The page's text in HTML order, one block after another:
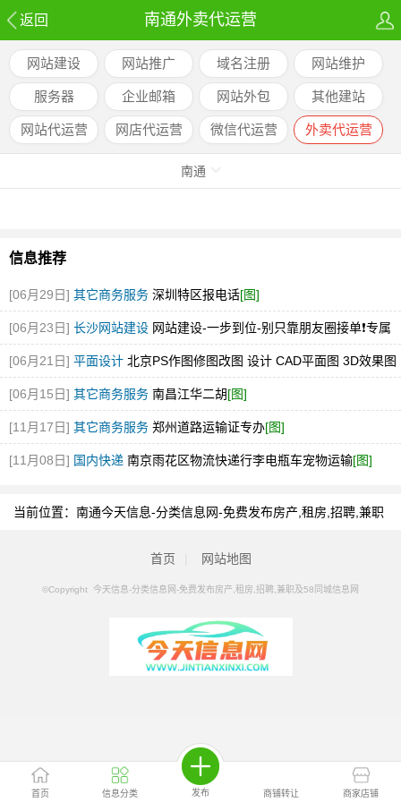
返回 南通外卖代运营
首页 信息分类 发布 商铺转让 商家店铺
网站建设 网站推广 域名注册 网站维护
服务器 企业邮箱 网站外包 其他建站
网站代运营 网店代运营 微信代运营 外卖代运营
南通
信息推荐
[06月29日] 其它商务服务 深圳特区报电话[图]
[06月23日] 长沙网站建设 网站建设-一步到位-别只靠朋友圈接单❗️专属
才是创业底牌✨
[06月21日] 平面设计 北京PS作图修图改图 设计 CAD平面图 3D效果图
[图]
[06月15日] 其它商务服务 南昌江华二胡[图]
[11月17日] 其它商务服务 郑州道路运输证专办[图]
[11月08日] 国内快递 南京雨花区物流快递行李电瓶车宠物运输[图]
当前位置： 南通今天信息-分类信息网-免费发布房产,租房,招聘,兼职
首页 网站地图
©Copyright 今天信息-分类信息网-免费发布房产,租房,招聘,兼职及58同城信息网